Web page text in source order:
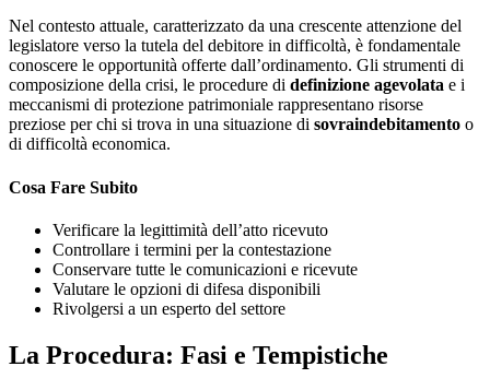
Nel contesto attuale, caratterizzato da una crescente attenzione del
legislatore verso la tutela del debitore in difficoltà, è fondamentale
conoscere le opportunità offerte dall’ordinamento. Gli strumenti di
composizione della crisi, le procedure di definizione agevolata e i
meccanismi di protezione patrimoniale rappresentano risorse
preziose per chi si trova in una situazione di sovraindebitamento o
di difficoltà economica.
Cosa Fare Subito
Verificare la legittimità dell’atto ricevuto
Controllare i termini per la contestazione
Conservare tutte le comunicazioni e ricevute
Valutare le opzioni di difesa disponibili
Rivolgersi a un esperto del settore
La Procedura: Fasi e Tempistiche